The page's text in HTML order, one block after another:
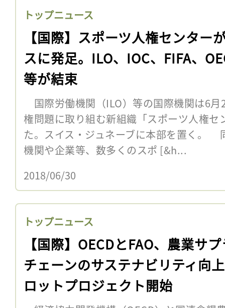
トップニュース
【国際】スポーツ人権センター
スに発足。ILO、IOC、FIFA、
等が結束
国際労働機関（ILO）等の国際機関は6
権問題に取り組む新組織「スポーツ人権セ
た。スイス・ジュネーブに本部を置く。
機関や企業等、数多くのスポ [&h...
2018/06/30
トップニュース
【国際】OECDとFAO、農業サ
チェーンのサステナビリティ向
ロットプロジェクト開始